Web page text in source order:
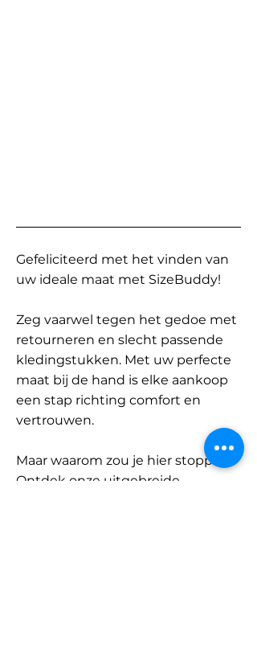
Gefeliciteerd met het vinden van
uw ideale maat met SizeBuddy!
Zeg vaarwel tegen het gedoe met
retourneren en slecht passende
kledingstukken. Met uw perfecte
maat bij de hand is elke aankoop
een stap richting comfort en
vertrouwen.
Maar waarom zou je hier stoppen?
Ontdek onze uitgebreide